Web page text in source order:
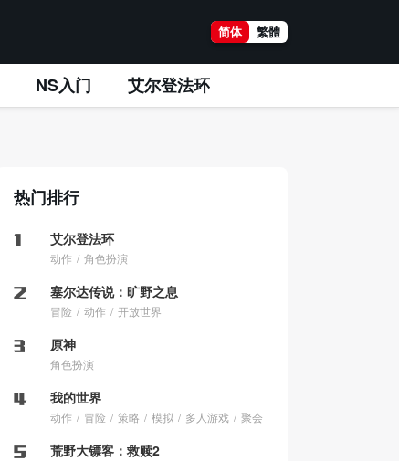
简体 繁體
NS入门 艾尔登法环
热门排行
艾尔登法环
动作 角色扮演
塞尔达传说：旷野之息
冒险 动作 开放世界
原神
角色扮演
我的世界
动作 冒险 策略 模拟 多人游戏 聚会
荒野大镖客：救赎2